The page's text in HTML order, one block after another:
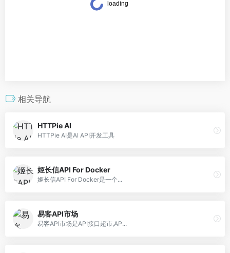
相关导航
HTTPie AI
HTTPie AI是AI API开发工具
姬长信API For Docker
姬长信API For Docker是一个...
易客API市场
易客API市场是API接口超市,AP...